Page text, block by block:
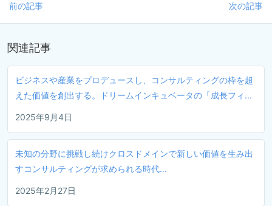
前の記事 次の記事
関連記事
ビジネスや産業をプロデュースし、コンサルティングの枠を超
えた価値を創出する。ドリームインキュベータの「成長フィ...
2025年9月4日
未知の分野に挑戦し続けクロスドメインで新しい価値を生み出
すコンサルティングが求められる時代...
2025年2月27日